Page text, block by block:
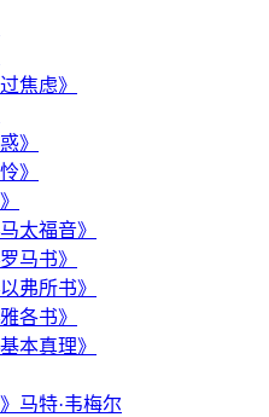
焦虑》
》
》
太福音》
马书》
弗所书》
各书》
本真理》
马特·韦梅尔